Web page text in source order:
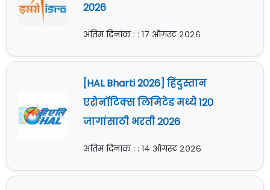
2026
अंतिम दिनांक : : १७ ऑगस्ट २०२६
[HAL Bharti 2026] हिंदुस्तान
एरोनॉटिक्स लिमिटेड मध्ये 120
जागांसाठी भरती 2026
अंतिम दिनांक : : १४ ऑगस्ट २०२६